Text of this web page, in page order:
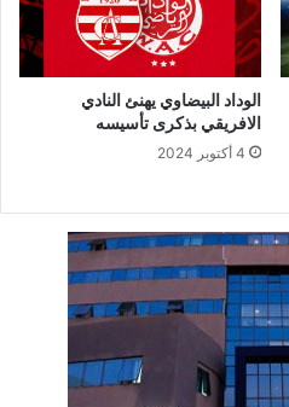
الوداد البيضاوي يهنئ النادي
الافريقي بذكرى تأسيسه
4 أكتوبر 2024